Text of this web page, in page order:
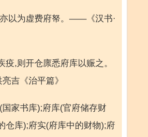
以为虚费府帑。——《汉书·
疫,则开仓廪悉府库以赈之。
吉《治平篇》
国家书库);府库(官府储存财
仓库);府实(府库中的财物);府